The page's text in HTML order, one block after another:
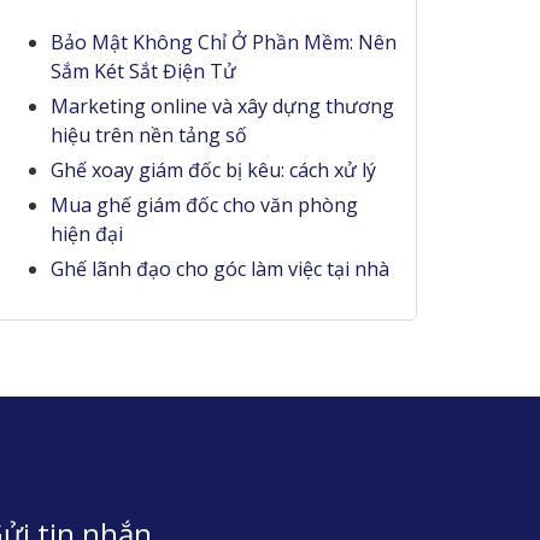
Bảo Mật Không Chỉ Ở Phần Mềm: Nên
Sắm Két Sắt Điện Tử
Marketing online và xây dựng thương
hiệu trên nền tảng số
Ghế xoay giám đốc bị kêu: cách xử lý
Mua ghế giám đốc cho văn phòng
hiện đại
Ghế lãnh đạo cho góc làm việc tại nhà